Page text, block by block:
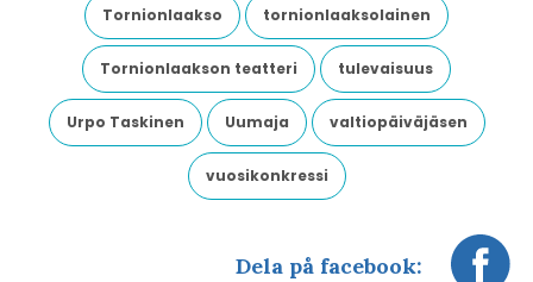
Tornionlaakso tornionlaaksolainen
Tornionlaakson teatteri tulevaisuus
Urpo Taskinen Uumaja valtiopäiväjäsen
vuosikonkressi
Dela på facebook: